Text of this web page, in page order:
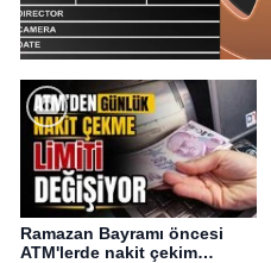
Ramazan Bayramı öncesi
ATM'lerde nakit çekim